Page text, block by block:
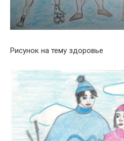
Рисунок на тему здоровье